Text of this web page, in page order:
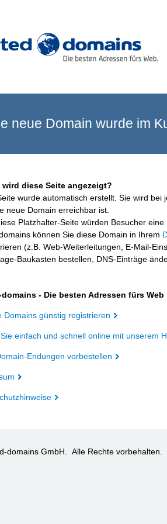
neue Domain wurde im
wird diese Seite angezeigt?
wurde automatisch erstellt. Sie wird bei
neue Domain erreichbar ist.
Platzhalter-Seite würden Besucher
können Sie diese Domain in Ihrem
(z.B. Web-Weiterleitungen, E-Mail-
Baukasten bestellen, DNS-Einträge
- Die besten Adressen fürs Web
Domains günstig registrieren
einfach und schnell online mit unserem
Endungen vorbestellen
domains GmbH. Alle Rechte vorbehalten.